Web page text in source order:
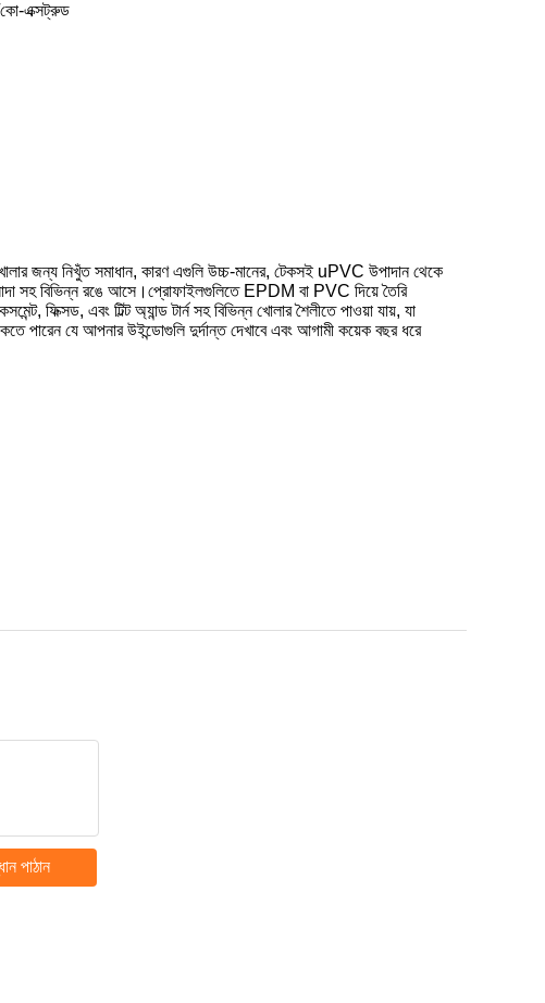
কো-এক্সট্রুড
জন্য নিখুঁত সমাধান, কারণ এগুলি উচ্চ-মানের, টেকসই uPVC উপাদান থেকে
সহ বিভিন্ন রঙে আসে।প্রোফাইলগুলিতে EPDM বা PVC দিয়ে তৈরি
ফিক্সড, এবং টিল্ট অ্যান্ড টার্ন সহ বিভিন্ন খোলার শৈলীতে পাওয়া যায়, যা
যে আপনার উইন্ডোগুলি দুর্দান্ত দেখাবে এবং আগামী কয়েক বছর ধরে
পাঠান